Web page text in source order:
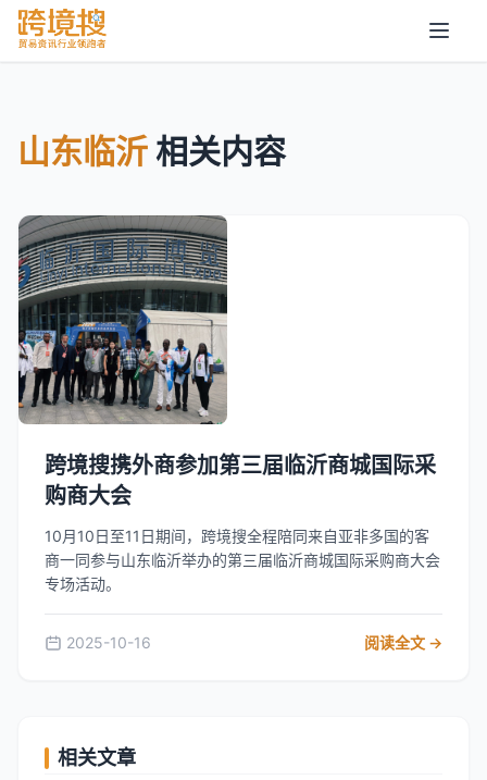
山东临沂 相关内容
跨境搜携外商参加第三届临沂商城国际采
购商大会
10月10日至11日期间，跨境搜全程陪同来自亚非多国的客
商一同参与山东临沂举办的第三届临沂商城国际采购商大会
专场活动。
2025-10-16 阅读全文 →
相关文章